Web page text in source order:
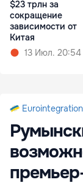
$23 трлн за
сокращение
зависимости от
Китая
13 Июл. 20:54
Eurointegration